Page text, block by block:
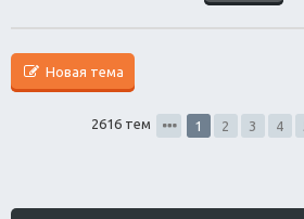
Новая тема
2616 тем 1 2 3 4